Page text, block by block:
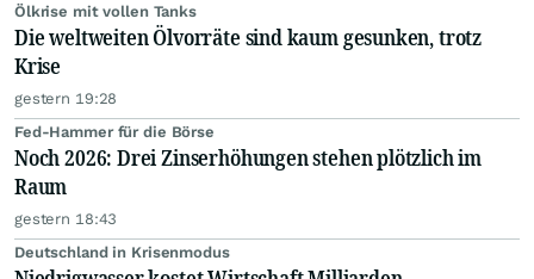
Ölkrise mit vollen Tanks
Die weltweiten Ölvorräte sind kaum gesunken, trotz
Krise
gestern 19:28
Fed-Hammer für die Börse
Noch 2026: Drei Zinserhöhungen stehen plötzlich im
Raum
gestern 18:43
Deutschland in Krisenmodus